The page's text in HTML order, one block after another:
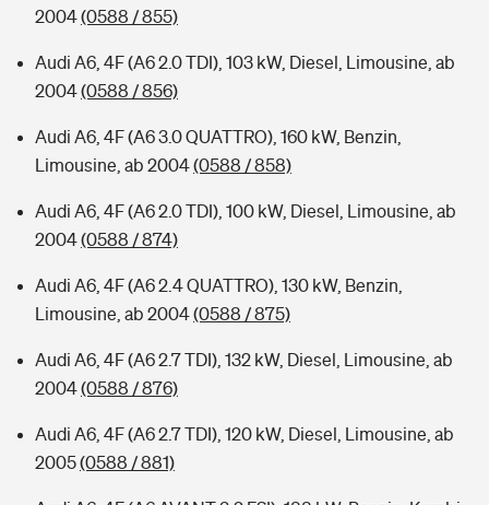
2004(0588 / 855)
Audi A6, 4F (A6 2.0 TDI), 103 kW, Diesel, Limousine, ab
2004(0588 / 856)
Audi A6, 4F (A6 3.0 QUATTRO), 160 kW, Benzin,
Limousine, ab 2004(0588 / 858)
Audi A6, 4F (A6 2.0 TDI), 100 kW, Diesel, Limousine, ab
2004(0588 / 874)
Audi A6, 4F (A6 2.4 QUATTRO), 130 kW, Benzin,
Limousine, ab 2004(0588 / 875)
Audi A6, 4F (A6 2.7 TDI), 132 kW, Diesel, Limousine, ab
2004(0588 / 876)
Audi A6, 4F (A6 2.7 TDI), 120 kW, Diesel, Limousine, ab
2005(0588 / 881)